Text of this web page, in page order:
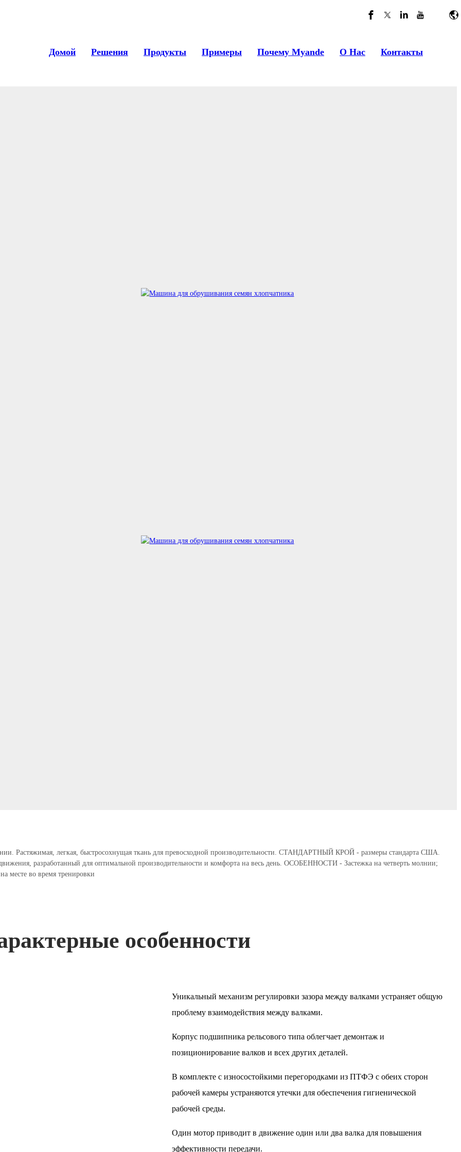
Домой Решения Продукты Примеры Почему Myande О Нас Контакты
Растяжимая, легкая, быстросохнущая ткань для превосходной производительности. СТАНДАРТНЫЙ КРОЙ - размеры стандарта США.
разработанный для оптимальной производительности и комфорта на весь день. ОСОБЕННОСТИ - Застежка на четверть молнии;
месте во время тренировки
особенности
Уникальный механизм регулировки зазора между валками устраняет общую
проблему взаимодействия между валками.
Корпус подшипника рельсового типа облегчает демонтаж и
позиционирование валков и всех других деталей.
В комплекте с износостойкими перегородками из ПТФЭ с обеих сторон
рабочей камеры устраняются утечки для обеспечения гигиенической
рабочей среды.
Один мотор приводит в движение один или два валка для повышения
эффективности передачи.